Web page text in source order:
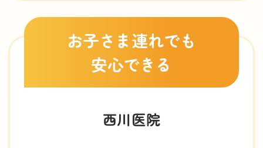
お子さま連れでも
安心できる
西川医院